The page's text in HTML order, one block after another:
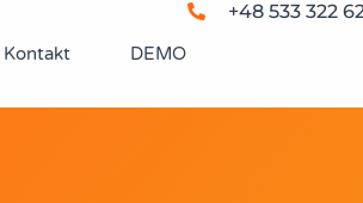
Kontakt DEMO
+48 533 322